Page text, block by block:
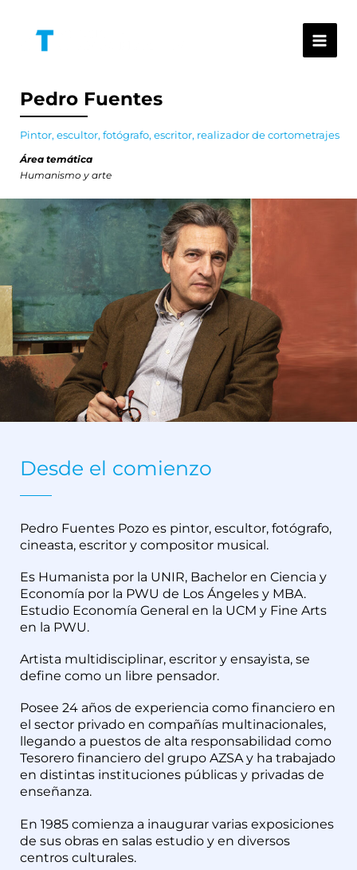
contenido
Pedro Fuentes
Pintor, escultor, fotógrafo, escritor, realizador de cortometrajes
Área temática
Humanismo y arte
Desde el comienzo
Pedro Fuentes Pozo es pintor, escultor, fotógrafo,
cineasta, escritor y compositor musical.
Es Humanista por la UNIR, Bachelor en Ciencia y
Economía por la PWU de Los Ángeles y MBA.
Estudio Economía General en la UCM y Fine Arts
en la PWU.
Artista multidisciplinar, escritor y ensayista, se
define como un libre pensador.
Posee 24 años de experiencia como financiero en
el sector privado en compañías multinacionales,
llegando a puestos de alta responsabilidad como
Tesorero financiero del grupo AZSA y ha trabajado
en distintas instituciones públicas y privadas de
enseñanza.
En 1985 comienza a inaugurar varias exposiciones
de sus obras en salas estudio y en diversos
centros culturales.